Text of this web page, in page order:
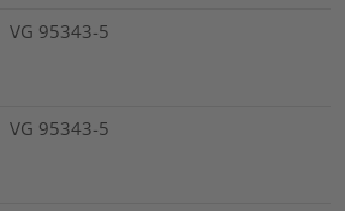
VG 95343-5
VG 95343-5